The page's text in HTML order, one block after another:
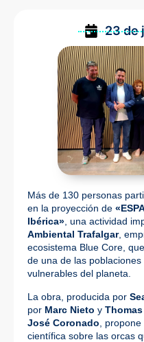
23 de
Más de 130 personas
en la proyección de
Ibérica» , una actividad
Ambiental Trafalgar,
ecosistema Blue Core,
de una de las
vulnerables del planeta.
La obra, producida por
por Marc Nieto y
José Coronado ,
científica sobre las orcas